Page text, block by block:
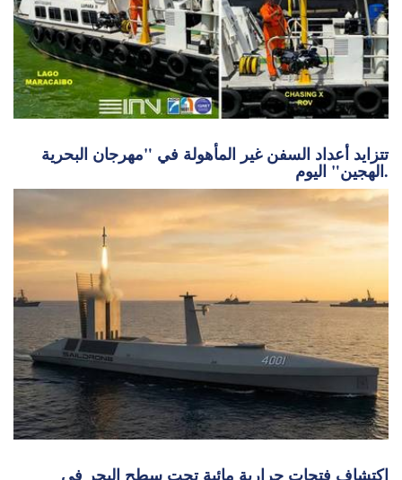
تتزايد أعداد السفن غير المأهولة في "مهرجان البحرية
الهجين" اليوم.
اكتشاف فتحات حرارية مائية تحت سطح البحر في
منطقة الركود الاستوائي